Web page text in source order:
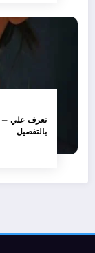
تعرف علي –
بالتفصيل